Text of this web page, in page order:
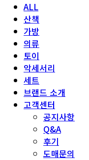
ALL
산책
가방
의류
토이
악세서리
세트
브랜드 소개
고객센터
공지사항
Q&A
후기
도매문의